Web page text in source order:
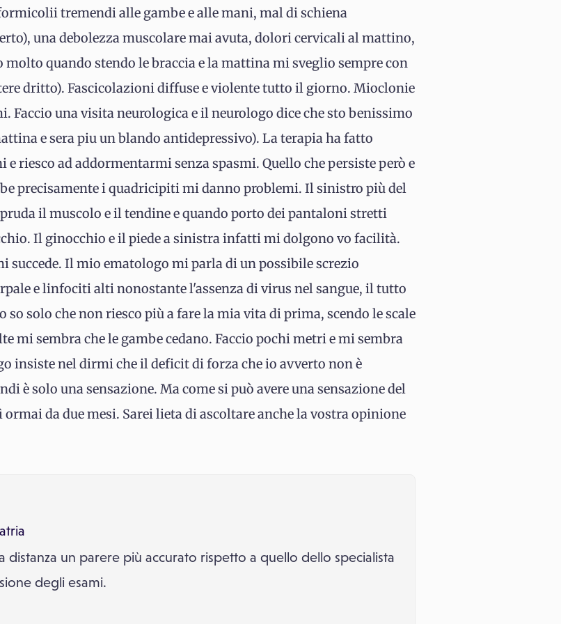
tremendi alle gambe e alle mani, mal di schiena
una debolezza muscolare mai avuta, dolori cervicali al mattino,
quando stendo le braccia e la mattina mi sveglio sempre con
dritto). Fascicolazioni diffuse e violente tutto il giorno. Mioclonie
Faccio una visita neurologica e il neurologo dice che sto benissimo
e sera piu un blando antidepressivo). La terapia ha fatto
riesco ad addormentarmi senza spasmi. Quello che persiste però e
precisamente i quadricipiti mi danno problemi. Il sinistro più del
il muscolo e il tendine e quando porto dei pantaloni stretti
Il ginocchio e il piede a sinistra infatti mi dolgono vo facilità.
succede. Il mio ematologo mi parla di un possibile screzio
e linfociti alti nonostante l'assenza di virus nel sangue, il tutto
so solo che non riesco più a fare la mia vita di prima, scendo le scale
mi sembra che le gambe cedano. Faccio pochi metri e mi sembra
insiste nel dirmi che il deficit di forza che io avverto non è
è solo una sensazione. Ma come si può avere una sensazione del
ormai da due mesi. Sarei lieta di ascoltare anche la vostra opinione
distanza un parere più accurato rispetto a quello dello specialista
degli esami.